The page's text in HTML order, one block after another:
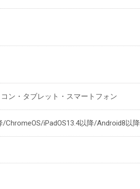
ン・タブレット・スマートフォン
ChromeOS/iPadOS13.4以降/Android8以降